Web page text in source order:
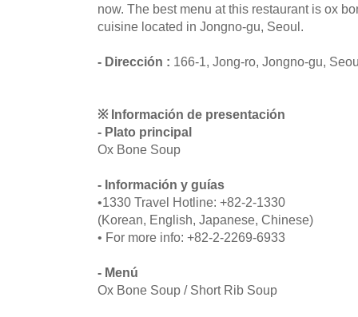
now. The best menu at this restaurant is ox
cuisine located in Jongno-gu, Seoul.
- Dirección : 166-1, Jong-ro, Jongno-gu,
※ Información de presentación
- Plato principal
Ox Bone Soup
- Información y guías
•1330 Travel Hotline: +82-2-1330
(Korean, English, Japanese, Chinese)
• For more info: +82-2-2269-6933
- Menú
Ox Bone Soup / Short Rib Soup